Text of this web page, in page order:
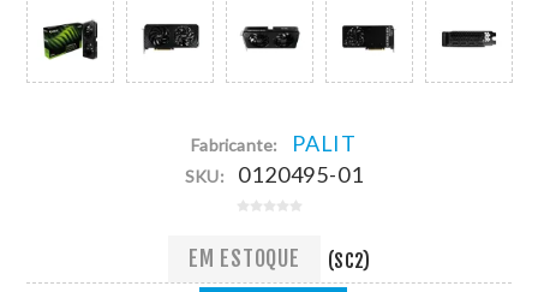
Fabricante: PALIT
SKU: 0120495-01
EM ESTOQUE (SC2)